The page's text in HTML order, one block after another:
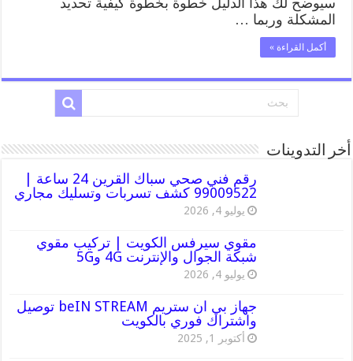
المشكلة وربما …
أكمل القراءة »
أخر التدوينات
رقم فني صحي سباك القرين 24 ساعة |
99009522 كشف تسربات وتسليك مجاري
يوليو 4, 2026
مقوي سيرفس الكويت | تركيب مقوي
شبكة الجوال والإنترنت 4G و5G
يوليو 4, 2026
جهاز بي ان ستريم beIN STREAM توصيل
واشتراك فوري بالكويت
أكتوبر 1, 2025